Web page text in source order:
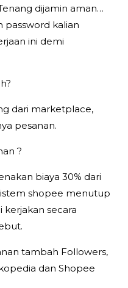
dijamin aman…
password kalian
ini demi
dari marketplace,
pesanan.
?
biaya 30% dari
shopee menutup
kerjakan secara
tambah Followers,
dan Shopee